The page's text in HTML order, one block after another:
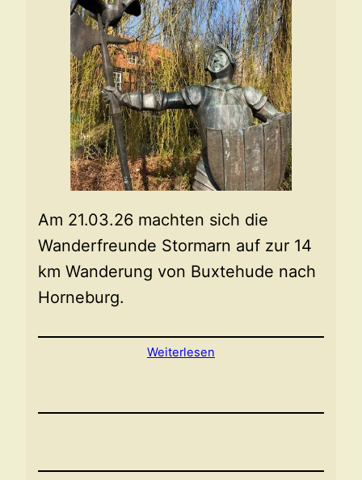
Am 21.03.26 machten sich die
Wanderfreunde Stormarn auf zur 14
km Wanderung von Buxtehude nach
Horneburg.
Weiterlesen